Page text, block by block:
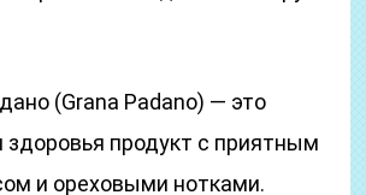
(Grana Padano) — это
здоровья продукт с приятным
и ореховыми нотками.